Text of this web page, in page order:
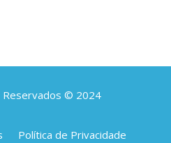
Reservados © 2024
Política de Privacidade